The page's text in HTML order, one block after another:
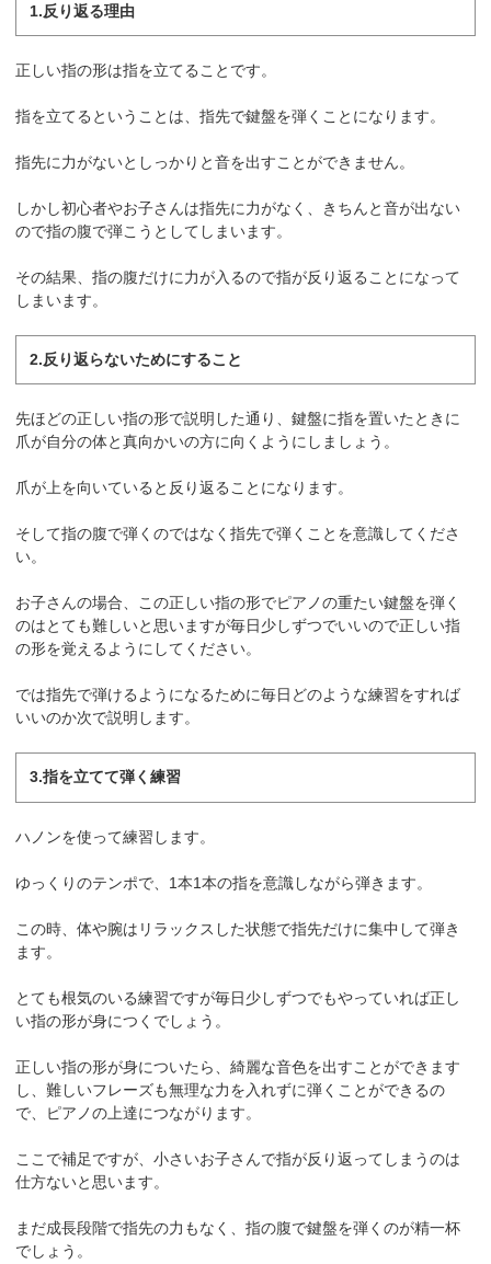
1.反り返る理由
正しい指の形は指を立てることです。
指を立てるということは、指先で鍵盤を弾くことになります。
指先に力がないとしっかりと音を出すことができません。
しかし初心者やお子さんは指先に力がなく、きちんと音が出ない
ので指の腹で弾こうとしてしまいます。
その結果、指の腹だけに力が入るので指が反り返ることになって
しまいます。
2.反り返らないためにすること
先ほどの正しい指の形で説明した通り、鍵盤に指を置いたときに
爪が自分の体と真向かいの方に向くようにしましょう。
爪が上を向いていると反り返ることになります。
そして指の腹で弾くのではなく指先で弾くことを意識してくださ
い。
お子さんの場合、この正しい指の形でピアノの重たい鍵盤を弾く
のはとても難しいと思いますが毎日少しずつでいいので正しい指
の形を覚えるようにしてください。
では指先で弾けるようになるために毎日どのような練習をすれば
いいのか次で説明します。
3.指を立てて弾く練習
ハノンを使って練習します。
ゆっくりのテンポで、1本1本の指を意識しながら弾きます。
この時、体や腕はリラックスした状態で指先だけに集中して弾き
ます。
とても根気のいる練習ですが毎日少しずつでもやっていれば正し
い指の形が身につくでしょう。
正しい指の形が身についたら、綺麗な音色を出すことができます
し、難しいフレーズも無理な力を入れずに弾くことができるの
で、ピアノの上達につながります。
ここで補足ですが、小さいお子さんで指が反り返ってしまうのは
仕方ないと思います。
まだ成長段階で指先の力もなく、指の腹で鍵盤を弾くのが精一杯
でしょう。